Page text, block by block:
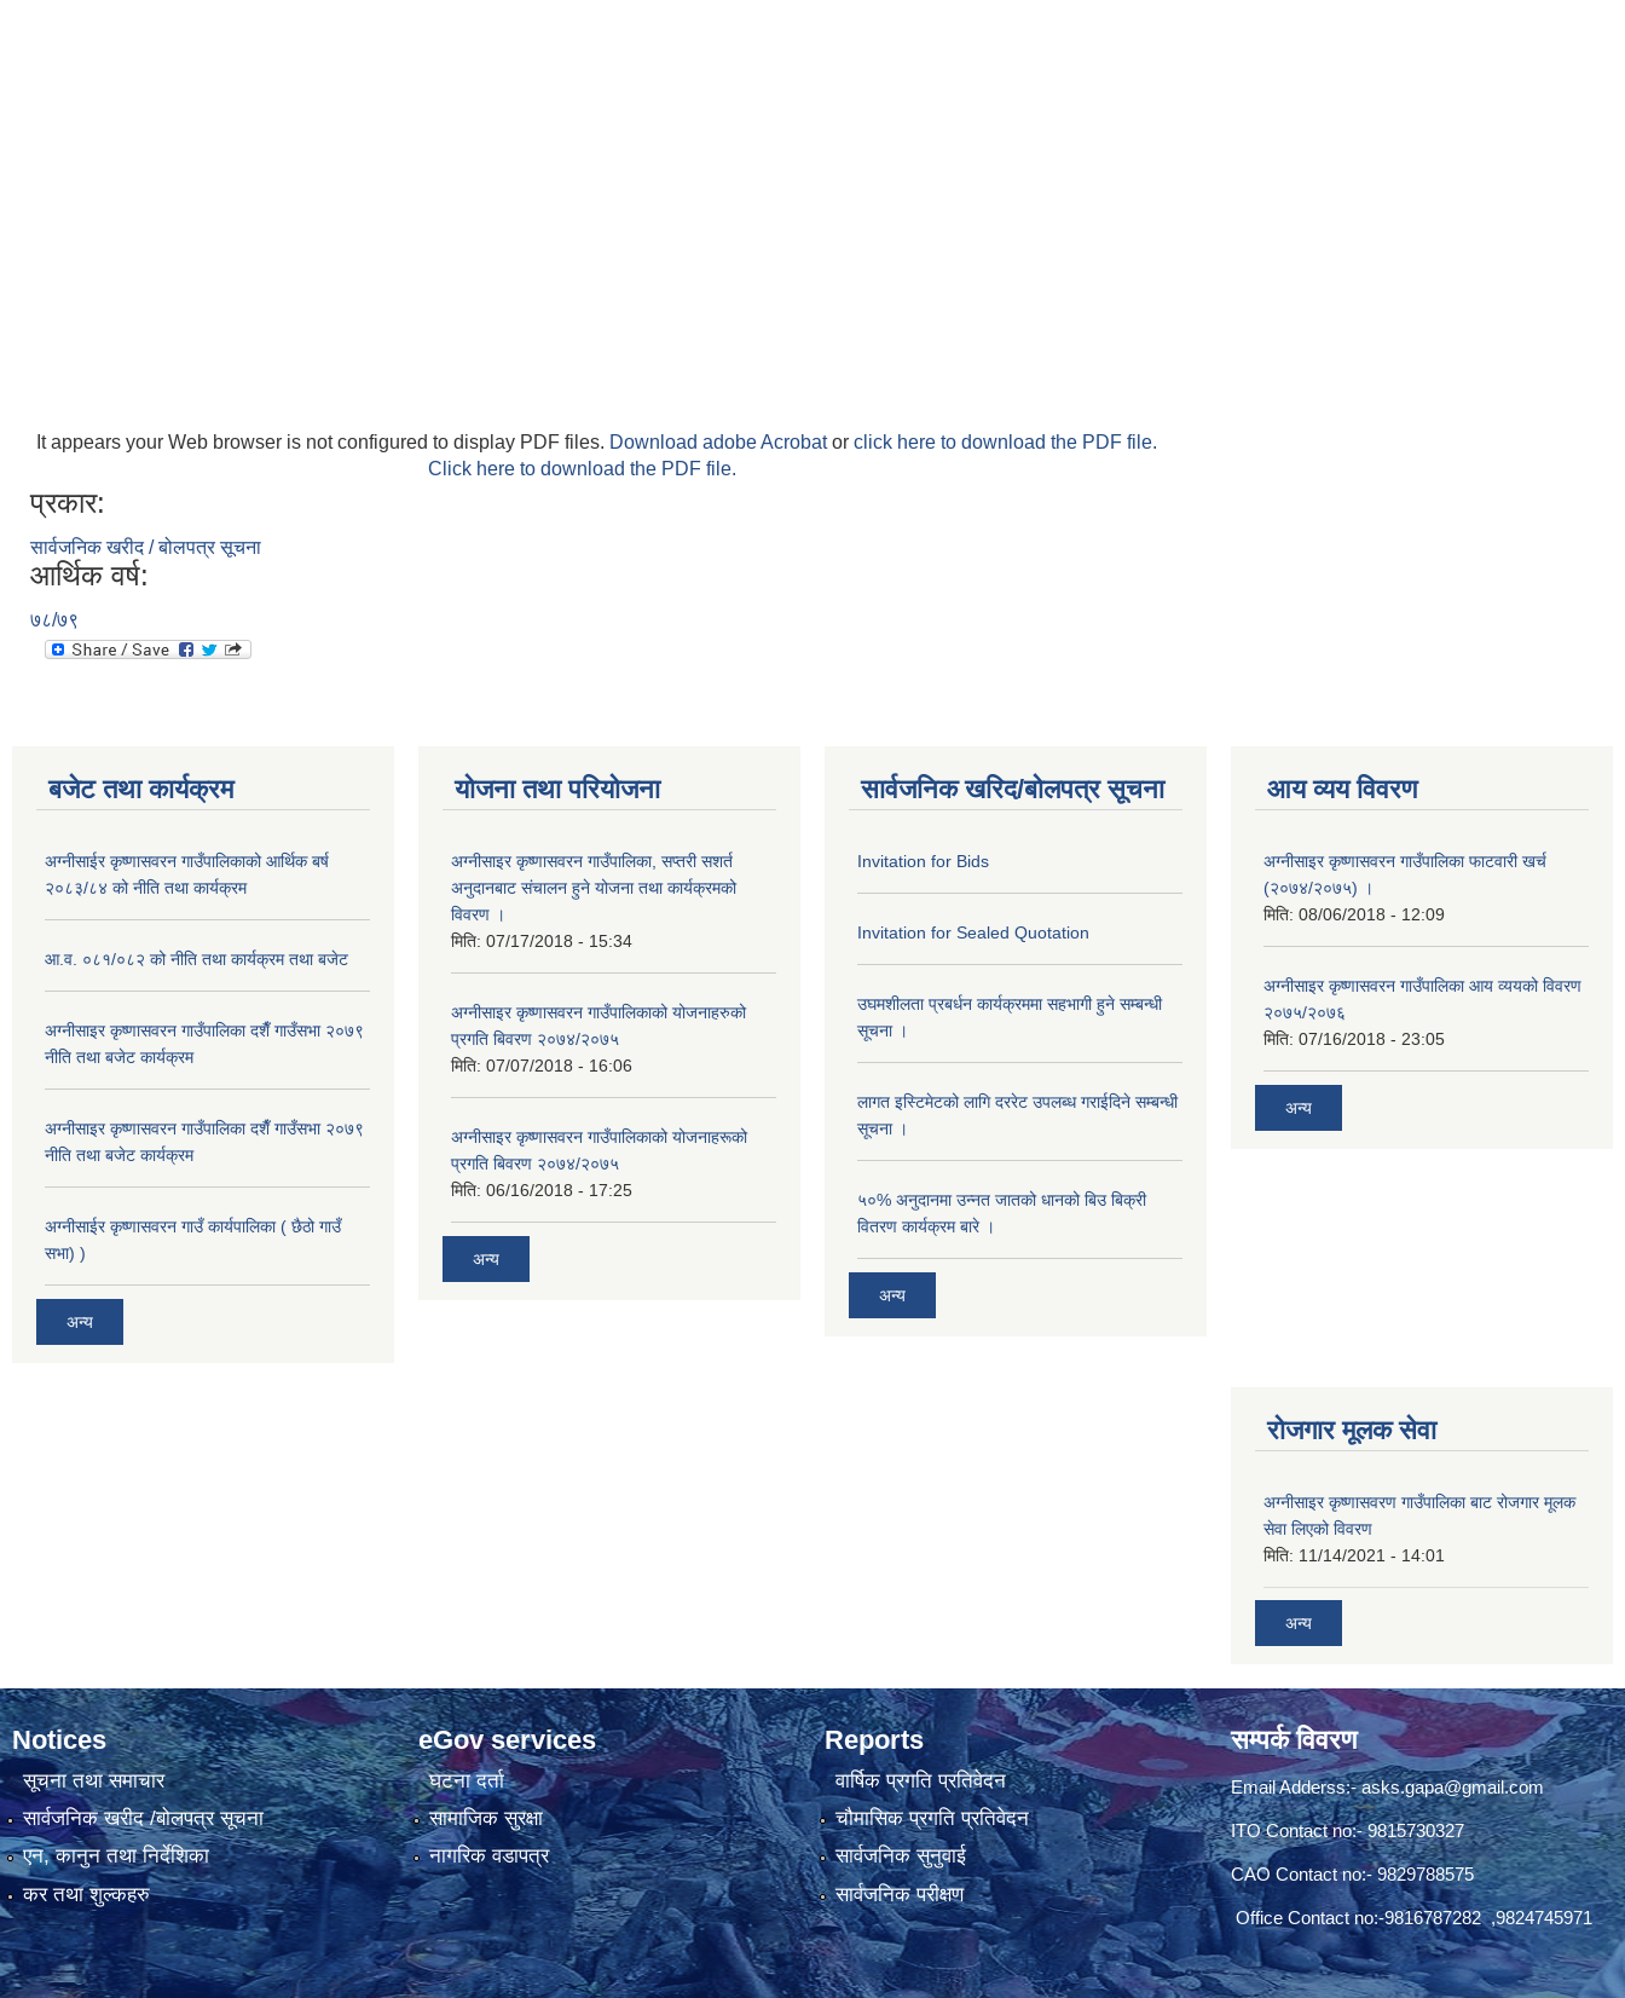
It appears your Web browser is not configured to display PDF files. Download adobe Acrobator click here to download the PDF file.
Click here to download the PDF file.
प्रकार:
सार्वजनिक खरीद / बोलपत्र सूचना
आर्थिक वर्ष:
७८/७९
बजेट तथा कार्यक्रम
अग्नीसाईर कृष्णासवरन गाउँपालिकाको आर्थिक बर्ष
२०८३/८४ को नीति तथा कार्यक्रम
आ.व. ०८१/०८२ को नीति तथा कार्यक्रम तथा बजेट
अग्नीसाइर कृष्णासवरन गाउँपालिका दशैँ गाउँसभा २०७९
नीति तथा बजेट कार्यक्रम
अग्नीसाइर कृष्णासवरन गाउँपालिका दशैँ गाउँसभा २०७९
नीति तथा बजेट कार्यक्रम
अग्नीसाईर कृष्णासवरन गाउँ कार्यपालिका ( छैठो गाउँ
सभा) )
अन्य
योजना तथा परियोजना
अग्नीसाइर कृष्णासवरन गाउँपालिका, सप्तरी सशर्त
अनुदानबाट संचालन हुने योजना तथा कार्यक्रमको
विवरण ।
मिति: 07/17/2018 - 15:34
अग्नीसाइर कृष्णासवरन गाउँपालिकाको योजनाहरुको
प्रगति बिवरण २०७४/२०७५
मिति: 07/07/2018 - 16:06
अग्नीसाइर कृष्णासवरन गाउँपालिकाको योजनाहरूको
प्रगति बिवरण २०७४/२०७५
मिति: 06/16/2018 - 17:25
अन्य
सार्वजनिक खरिद/बोलपत्र सूचना
Invitation for Bids
Invitation for Sealed Quotation
उघमशीलता प्रबर्धन कार्यक्रममा सहभागी हुने सम्बन्धी
सूचना ।
लागत इस्टिमेटको लागि दररेट उपलब्ध गराईदिने सम्बन्धी
सूचना ।
५०% अनुदानमा उन्नत जातको धानको बिउ बिक्री
वितरण कार्यक्रम बारे ।
अन्य
आय व्यय विवरण
अग्नीसाइर कृष्णासवरन गाउँपालिका फाटवारी खर्च
(२०७४/२०७५) ।
मिति: 08/06/2018 - 12:09
अग्नीसाइर कृष्णासवरन गाउँपालिका आय व्ययको विवरण
२०७५/२०७६
मिति: 07/16/2018 - 23:05
अन्य
रोजगार मूलक सेवा
अग्नीसाइर कृष्णासवरण गाउँपालिका बाट रोजगार मूलक
सेवा लिएको विवरण
मिति: 11/14/2021 - 14:01
अन्य
Notices
सूचना तथा समाचार
सार्वजनिक खरीद /बोलपत्र सूचना
एन, कानुन तथा निर्देशिका
कर तथा शुल्कहरु
eGov services
घटना दर्ता
सामाजिक सुरक्षा
नागरिक वडापत्र
Reports
वार्षिक प्रगति प्रतिवेदन
चौमासिक प्रगति प्रतिवेदन
सार्वजनिक सुनुवाई
सार्वजनिक परीक्षण
सम्पर्क विवरण
Email Adderss:-asks.gapa@gmail.com
ITO Contact no:- 9815730327
CAO Contact no:- 9829788575
Office Contact no:-9816787282 ,9824745971